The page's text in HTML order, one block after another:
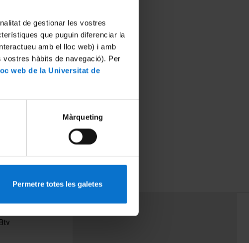
de gestionar les vostres
que puguin diferenciar la
amb el lloc web) i amb
vostres hàbits de navegació). Per
web de la Universitat de
Màrqueting
Permetre totes les galetes
PEU 3